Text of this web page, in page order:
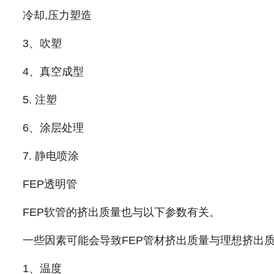
冷却,压力塑造
3、吹塑
4、真空成型
5. 注塑
6、涂层处理
7. 静电喷涂
FEP透明管
FEP软管的挤出质量也与以下参数有关。
一些因素可能会导致FEP管材挤出质量与理想挤出
1、温度